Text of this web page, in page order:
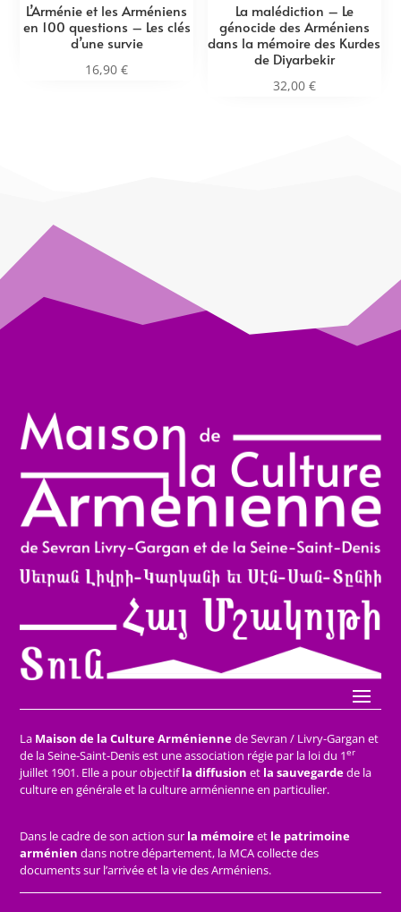
L’Arménie et les Arméniens
en 100 questions – Les clés
d’une survie
16,90€
La malédiction – Le
génocide des Arméniens
dans la mémoire des Kurdes
de Diyarbekir
32,00 €
La Maison de la Culture Arméniennede Sevran / Livry-Gargan et
de la Seine-Saint-Denis est une association régie par la loi du 1er
juillet 1901. Elle a pour objectifla diffusion et la sauvegardede la
culture en générale et la culture arménienne en particulier.
Dans le cadre de son action sur la mémoireet le patrimoine
arménien dans notre département, la MCA collecte des
documents sur l’arrivée et la vie des Arméniens.